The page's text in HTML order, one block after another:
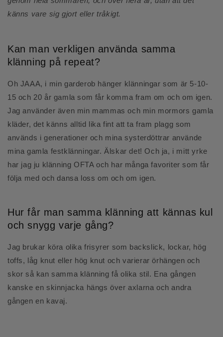
känns vare sig gjort eller tråkigt.
Kan man verkligen använda samma
klänning på repeat?
Oh JAAA, i min garderob hänger klänningar som är 5-10-
15 och 20 år gamla som får komma fram om och om igen.
Jag använder även min mammas och min mormors gamla
kläder, det känns alltid lika fint att ta fram plagg som
används i generationer och mina systerdöttrar använde
mina gamla festklänningar. Älskar det! Och ja, i mitt yrke
har jag ju klänning OFTA och har många favoriter som får
följa med och dansa loss om och om igen.
Hur får man samma klänning att kännas kul
och snygg varje gång?
Jag brukar köra olika frisyrer som backslick, lockar, hög
toffs, låg knut eller hög knut och varierar örhängen och
skor så kan samma klänning få olika stil. Ena gången
kanske en skinnjacka hängs över axlarna och andra
gången en kavaj.